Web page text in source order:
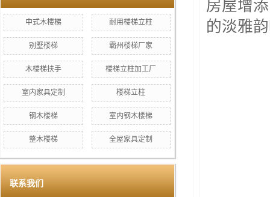
中式木楼梯 耐用楼梯立柱
别墅楼梯 霸州楼梯厂家
木楼梯扶手 楼梯立柱加工厂
室内家具定制 楼梯立柱
钢木楼梯 室内钢木楼梯
整木楼梯 全屋家具定制
联系我们
房屋增
的淡雅